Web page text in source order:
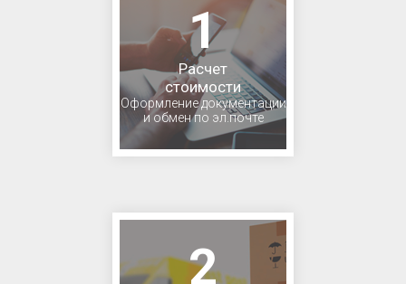
1
Расчет
стоимости
Оформление документации
и обмен по эл.почте
2